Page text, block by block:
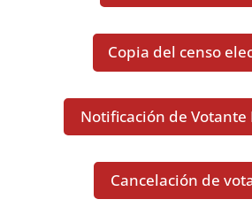
Copia del censo
Notificación de Votante
Cancelación de